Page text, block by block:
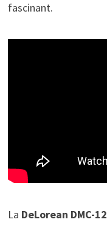
fascinant.
La DeLorean DMC-12